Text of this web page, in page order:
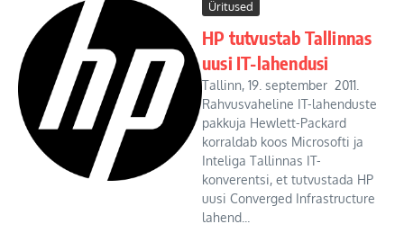
Üritused
HP tutvustab Tallinnas
uusi IT-lahendusi
Tallinn, 19. september 2011.
Rahvusvaheline IT-lahenduste
pakkuja Hewlett-Packard
korraldab koos Microsofti ja
Inteliga Tallinnas IT-
konverentsi, et tutvustada HP
uusi Converged Infrastructure
lahend...